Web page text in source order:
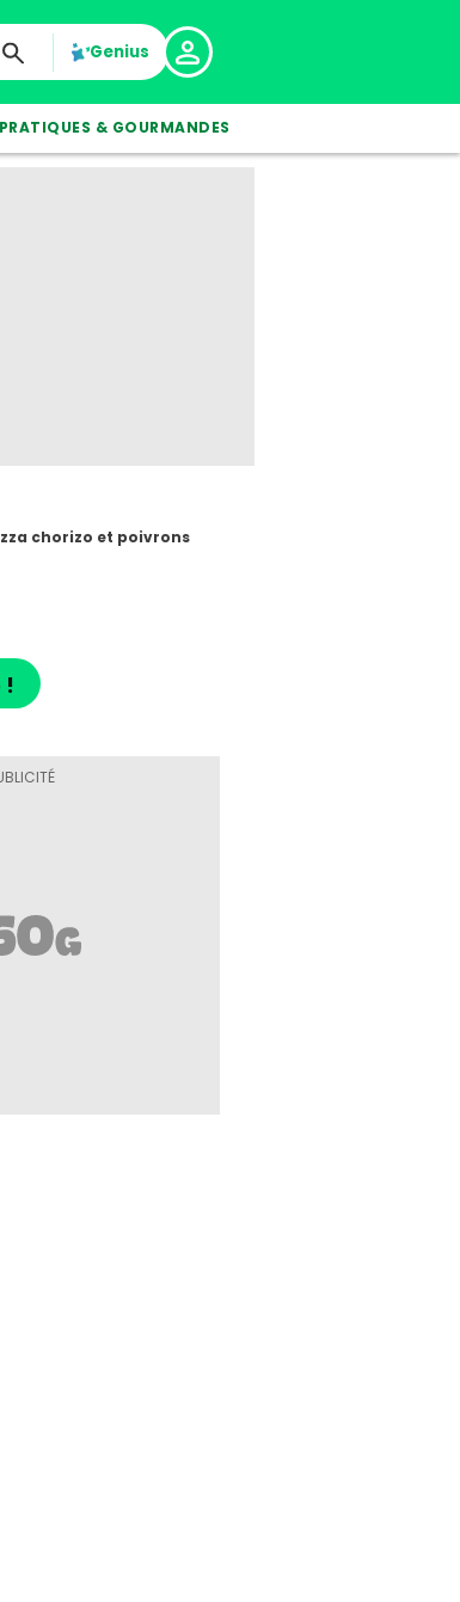
Genius
& GOURMANDES
chorizo et poivrons
!